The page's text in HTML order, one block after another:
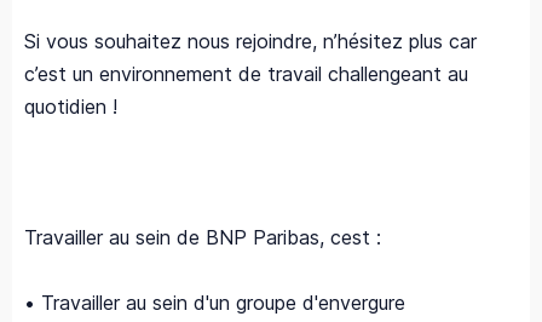
Si vous souhaitez nous rejoindre, n’hésitez plus car
c’est un environnement de travail challengeant au
quotidien !
Travailler au sein de BNP Paribas, cest :
• Travailler au sein d'un groupe d'envergure